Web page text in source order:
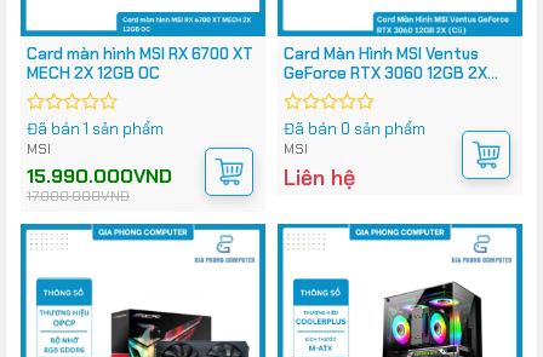
Card màn hình MSI RX 6700 XT
MECH 2X 12GB OC
Được
xếp
0
5
Đã bán 1 sản phẩm
MSI
17.000.000VND
Giá
gốc
là:
15.990.000VND
Giá
hiện
tại
15.990.000VND.
Card Màn Hình MSI Ventus
GeForce RTX 3060 12GB 2X
(Cũ)
Được
xếp
0
Đã bán 0 sản phẩm
MSI
Liên hệ